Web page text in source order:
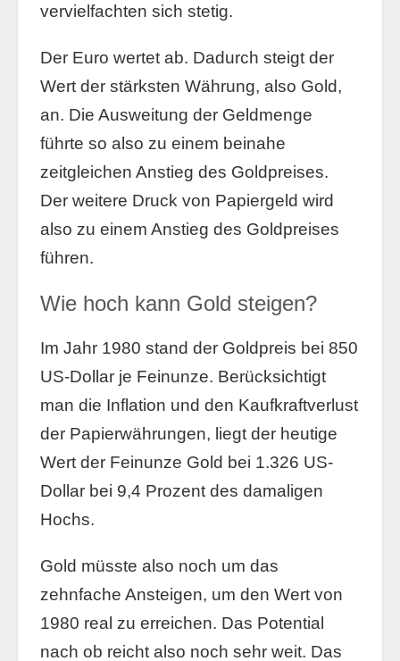
vervielfachten sich stetig.
Der Euro wertet ab. Dadurch steigt der
Wert der stärksten Währung, also Gold,
an. Die Ausweitung der Geldmenge
führte so also zu einem beinahe
zeitgleichen Anstieg des Goldpreises.
Der weitere Druck von Papiergeld wird
also zu einem Anstieg des Goldpreises
führen.
Wie hoch kann Gold steigen?
Im Jahr 1980 stand der Goldpreis bei 850
US-Dollar je Feinunze. Berücksichtigt
man die Inflation und den Kaufkraftverlust
der Papierwährungen, liegt der heutige
Wert der Feinunze Gold bei 1.326 US-
Dollar bei 9,4 Prozent des damaligen
Hochs.
Gold müsste also noch um das
zehnfache Ansteigen, um den Wert von
1980 real zu erreichen. Das Potential
nach ob reicht also noch sehr weit. Das